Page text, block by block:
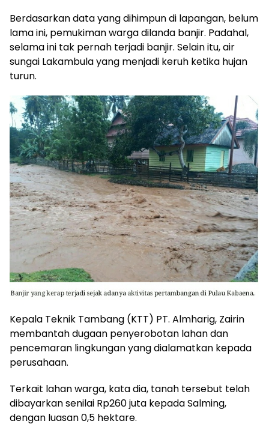
Berdasarkan data yang dihimpun di lapangan, belum
lama ini, pemukiman warga dilanda banjir. Padahal,
selama ini tak pernah terjadi banjir. Selain itu, air
sungai Lakambula yang menjadi keruh ketika hujan
turun.
Kepala Teknik Tambang (KTT) PT. Almharig, Zairin
membantah dugaan penyerobotan lahan dan
pencemaran lingkungan yang dialamatkan kepada
perusahaan.
Terkait lahan warga, kata dia, tanah tersebut telah
dibayarkan senilai Rp260 juta kepada Salming,
dengan luasan 0,5 hektare.